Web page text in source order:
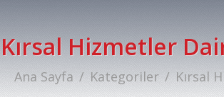
Kırsal Hizmetler
Ana Sayfa Kategoriler Kırsal